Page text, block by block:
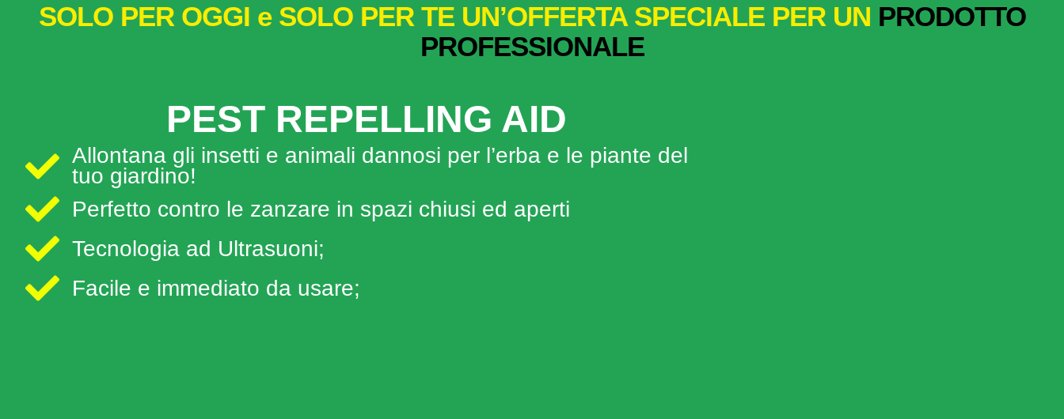
SOLO PER OGGI e SOLO PER TE UN’OFFERTA SPECIALE PER UN PRODOTTO
PROFESSIONALE
PEST REPELLING AID
Allontana gli insetti e animali dannosi per l’erba e le piante del
tuo giardino!
Perfetto contro le zanzare in spazi chiusi ed aperti
Tecnologia ad Ultrasuoni;
Facile e immediato da usare;